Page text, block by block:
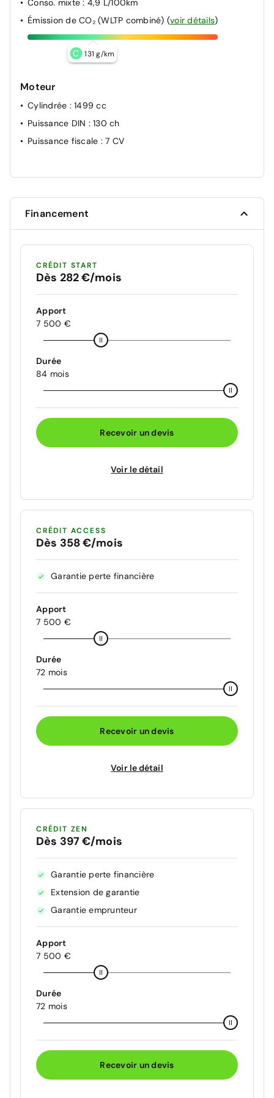
Conso. mixte: 4,9 L/100km
Émission de CO₂ (WLTP combiné) (voir détails)
C 131 g/km
Moteur
Cylindrée : 1499 cc
Puissance DIN : 130 ch
Puissance fiscale : 7 CV
Financement
CRÉDIT START
Dès 282 €/mois
Apport
7 500 €
Durée
84 mois
Recevoir un devis
Voir le détail
CRÉDIT ACCESS
Dès 358 €/mois
Garantie perte financière
Apport
7 500 €
Durée
72 mois
Recevoir un devis
Voir le détail
CRÉDIT ZEN
Dès 397 €/mois
Garantie perte financière
Extension de garantie
Garantie emprunteur
Apport
7 500 €
Durée
72 mois
Recevoir un devis